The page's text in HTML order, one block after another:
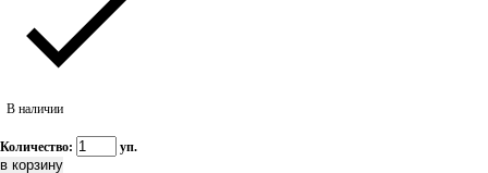
В наличии
Количество: уп.